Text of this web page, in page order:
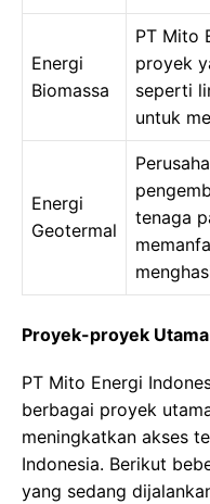
Energi
Biomassa
PT Mito
proyek
seperti
untuk
Energi
Geotermal
tenaga
Proyek-proyek Utama
PT Mito Energi
berbagai proyek
meningkatkan akses
Indonesia. Berikut
yang sedang